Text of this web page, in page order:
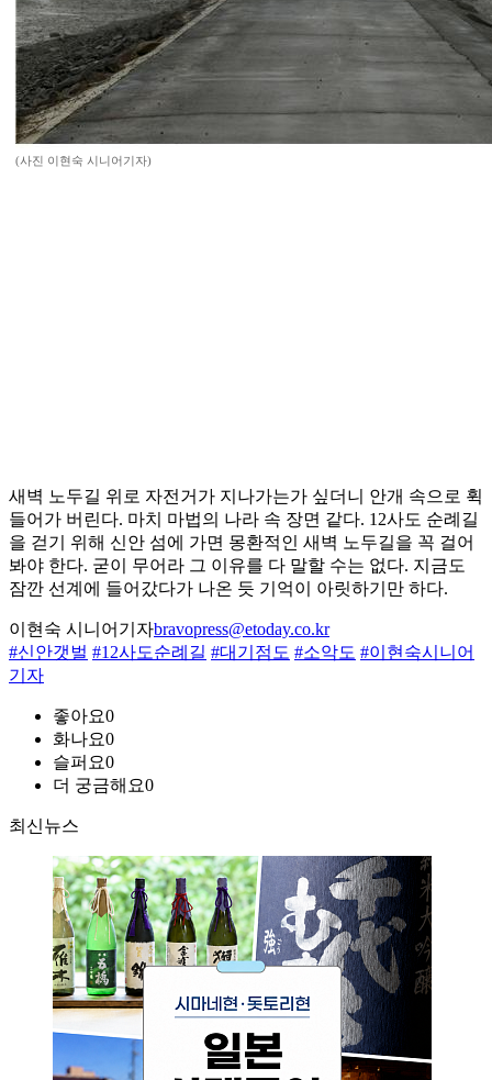
(사진 이현숙 시니어기자)
새벽 노두길 위로 자전거가 지나가는가 싶더니 안개 속으로 휙
들어가 버린다. 마치 마법의 나라 속 장면 같다. 12사도 순례길
을 걷기 위해 신안 섬에 가면 몽환적인 새벽 노두길을 꼭 걸어
봐야 한다. 굳이 무어라 그 이유를 다 말할 수는 없다. 지금도
잠깐 선계에 들어갔다가 나온 듯 기억이 아릿하기만 하다.
이현숙 시니어기자bravopress@etoday.co.kr
#신안갯벌 #12사도순례길 #대기점도 #소악도 #이현숙시니어
기자
좋아요0
화나요0
슬퍼요0
더 궁금해요0
최신뉴스